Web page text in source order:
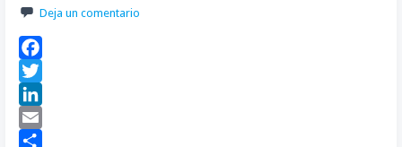
Deja un comentario
F
a
c
e
T
w
L
E